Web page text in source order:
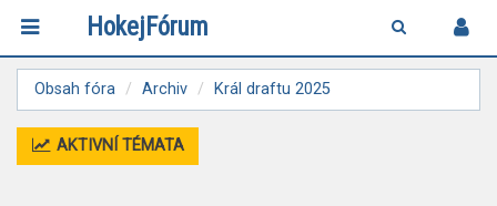
HokejFórum
Obsah fóra Archiv Král draftu 2025
AKTIVNÍ TÉMATA